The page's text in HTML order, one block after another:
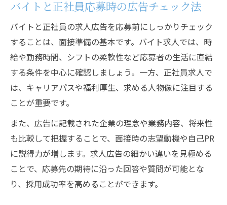
バイトと正社員応募時の広告チェック法
バイトと正社員の求人広告を応募前にしっかりチェック
することは、面接準備の基本です。バイト求人では、時
給や勤務時間、シフトの柔軟性など応募者の生活に直結
する条件を中心に確認しましょう。一方、正社員求人で
は、キャリアパスや福利厚生、求める人物像に注目する
ことが重要です。
また、広告に記載された企業の理念や業務内容、将来性
も比較して把握することで、面接時の志望動機や自己PR
に説得力が増します。求人広告の細かい違いを見極める
ことで、応募先の期待に沿った回答や質問が可能とな
り、採用成功率を高めることができます。